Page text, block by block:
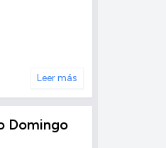
Leer más
Domingo